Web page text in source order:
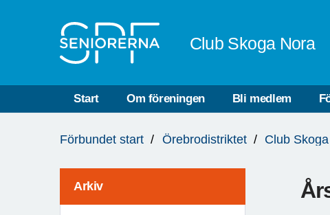
Club Skoga Nora
Start Om föreningen Bli medlem
är
Förbundet start Örebrodistriktet Club
Arkiv